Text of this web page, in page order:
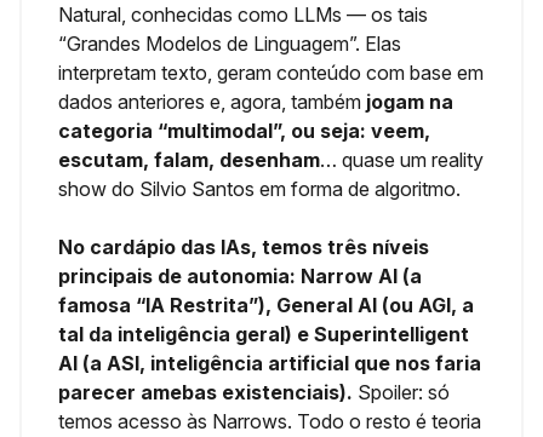
Natural, conhecidas como LLMs — os tais
“Grandes Modelos de Linguagem”. Elas
interpretam texto, geram conteúdo com base em
dados anteriores e, agora, também jogam na
categoria “multimodal”, ou seja: veem,
escutam, falam, desenham… quase um reality
show do Silvio Santos em forma de algoritmo.
No cardápio das IAs, temos três níveis
principais de autonomia: Narrow AI (a
famosa “IA Restrita”), General AI (ou AGI, a
tal da inteligência geral) e Superintelligent
AI (a ASI, inteligência artificial que nos faria
parecer amebas existenciais). Spoiler: só
temos acesso às Narrows. Todo o resto é teoria